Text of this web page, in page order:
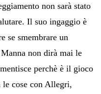
non sarà stato
Il suo ingaggio è
se smembrare un
non dirà mai le
perchè è il gioco
cose con Allegri,